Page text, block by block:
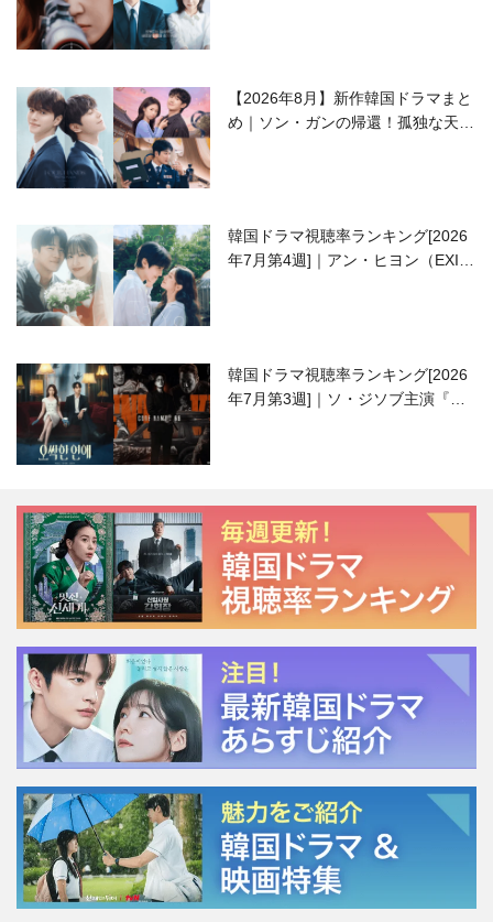
【2026年8月】新作韓国ドラマまと
め｜ソン・ガンの帰還！孤独な天才
韓国ドラマ視聴率ランキング[2026
年7月第4週]｜アン・ヒヨン（EXID
韓国ドラマ視聴率ランキング[2026
年7月第3週]｜ソ・ジソブ主演『エ